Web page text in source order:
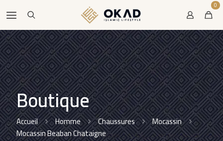
0
Boutique
Accueil Homme Chaussures
Mocassin
Mocassin Beaban Chataigne